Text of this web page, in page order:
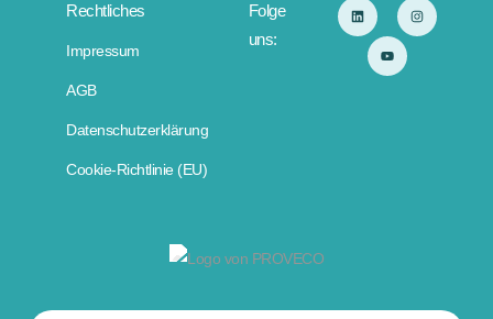
Rechtliches
Impressum
AGB
Datenschutzerklärung
Cookie-Richtlinie (EU)
Folge
uns: